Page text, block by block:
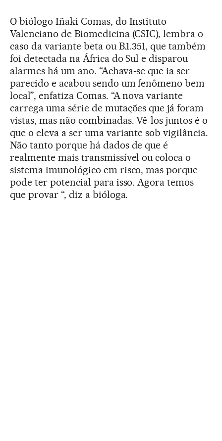
O biólogo Iñaki Comas, do Instituto
Valenciano de Biomedicina (CSIC), lembra o
caso da variante beta ou B.1.351, que também
foi detectada na África do Sul e disparou
alarmes há um ano. “Achava-se que ia ser
parecido e acabou sendo um fenômeno bem
local”, enfatiza Comas. “A nova variante
carrega uma série de mutações que já foram
vistas, mas não combinadas. Vê-los juntos é o
que o eleva a ser uma variante sob vigilância.
Não tanto porque há dados de que é
realmente mais transmissível ou coloca o
sistema imunológico em risco, mas porque
pode ter potencial para isso. Agora temos
que provar “, diz a bióloga.